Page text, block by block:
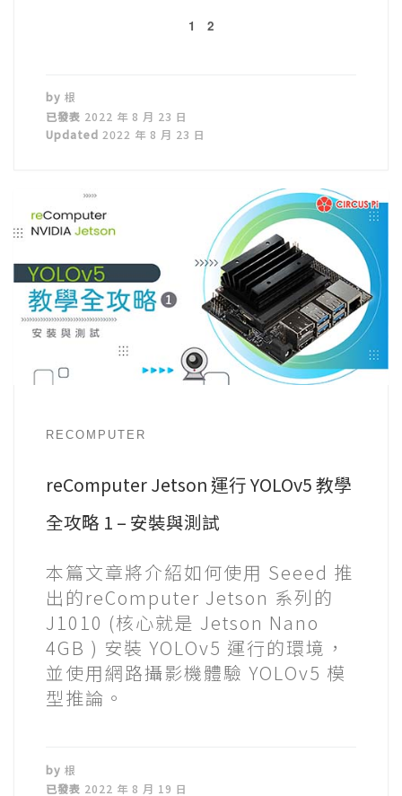
1 2
by 根
已發表 2022 年 8 月 23 日
Updated 2022 年 8 月 23 日
RECOMPUTER
reComputer Jetson 運行 YOLOv5 教學
全攻略 1 – 安裝與測試
本篇文章將介紹如何使用 Seeed 推
出的reComputer Jetson 系列的
J1010 (核心就是 Jetson Nano
4GB ) 安裝 YOLOv5 運行的環境，
並使用網路攝影機體驗 YOLOv5 模
型推論。
by 根
已發表 2022 年 8 月 19 日